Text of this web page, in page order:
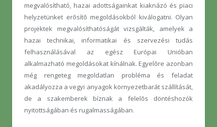
megvalósítható, hazai adottságainkat kiaknázó és piaci
helyzetünket erõsítõ megoldásokból kiválogatni. Olyan
projektek megvalósíthatóságát vizsgálták, amelyek a
hazai technikai, informatikai és szervezési tudás
felhasználásával az egész Európai Unióban
alkalmazható megoldásokat kínálnak. Egyelõre azonban
még rengeteg megoldatlan probléma és feladat
akadályozza a vegyi anyagok környezetbarát szállítását,
de a szakemberek bíznak a felelõs döntéshozók
nyitottságában és rugalmasságában.